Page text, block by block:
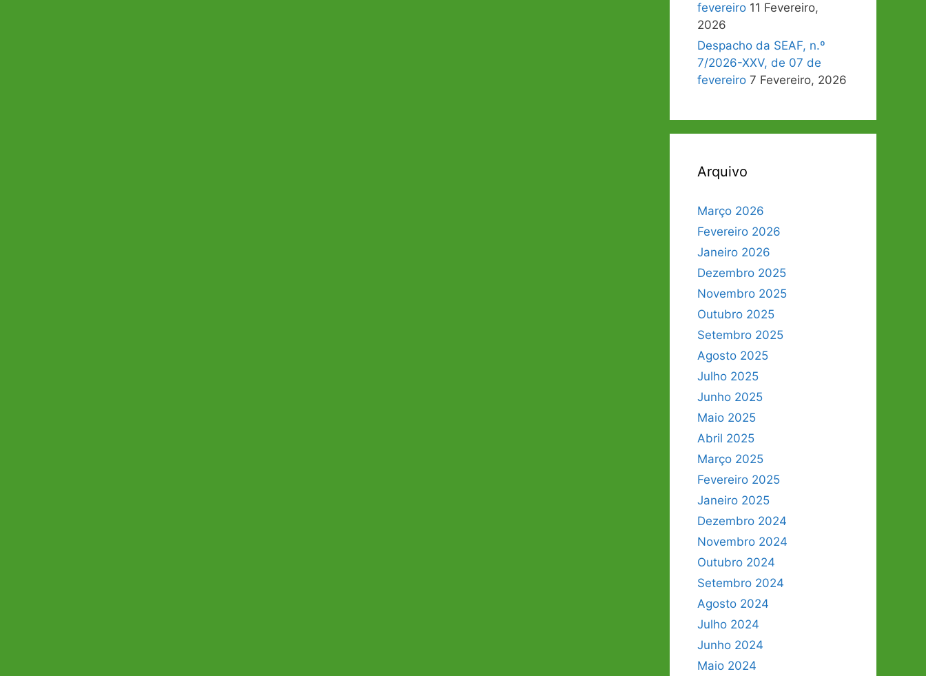
fevereiro 11 Fevereiro,
2026
Despacho da SEAF, n.º
7/2026-XXV, de 07 de
fevereiro 7 Fevereiro, 2026
Arquivo
Março 2026
Fevereiro 2026
Janeiro 2026
Dezembro 2025
Novembro 2025
Outubro 2025
Setembro 2025
Agosto 2025
Julho 2025
Junho 2025
Maio 2025
Abril 2025
Março 2025
Fevereiro 2025
Janeiro 2025
Dezembro 2024
Novembro 2024
Outubro 2024
Setembro 2024
Agosto 2024
Julho 2024
Junho 2024
Maio 2024